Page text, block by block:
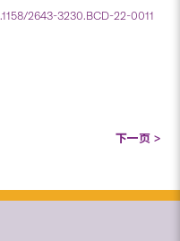
2643-3230.BCD-22-0011
下一页 >